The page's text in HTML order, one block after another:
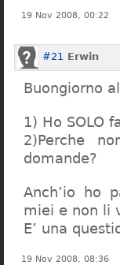
19 Nov 2008, 00:22
#21 Erwin
Buongiorno
1) Ho SOLO
2)Perche
domande?
Anch’io ho
miei e non li
E’ una
19 Nov 2008, 08:36